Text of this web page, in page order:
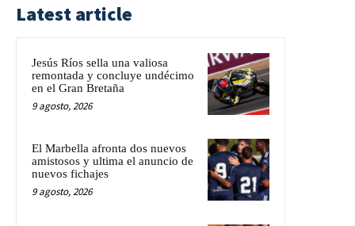
Latest article
Jesús Ríos sella una valiosa
remontada y concluye undécimo
en el Gran Bretaña
9 agosto, 2026
El Marbella afronta dos nuevos
amistosos y ultima el anuncio de
nuevos fichajes
9 agosto, 2026